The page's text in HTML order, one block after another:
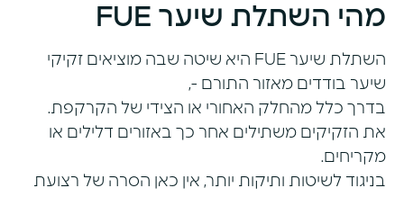
מהי השתלת שיער FUE
השתלת שיער FUE
היא שיטה שבה מוציאים זקיקי
שיער בודדים מאזור התורם -,
בדרך כלל מהחלק האחורי או הצידי של הקרקפת.
את הזקיקים משתילים אחר כך באזורים דלילים או
מקריחים.
בניגוד לשיטות ותיקות יותר, אין כאן הסרה של רצועת